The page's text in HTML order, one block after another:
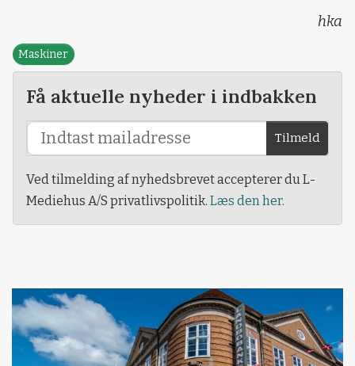
hka
Maskiner
Få aktuelle nyheder i indbakken
Tilmeld
Ved tilmelding af nyhedsbrevet accepterer du L-
Mediehus A/S privatlivspolitik. Læs den her.